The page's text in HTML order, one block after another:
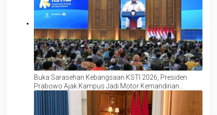
Buka Sarasehan Kebangsaan KSTI 2026, Presiden
Prabowo Ajak Kampus Jadi Motor Kemandirian
Ekonomi